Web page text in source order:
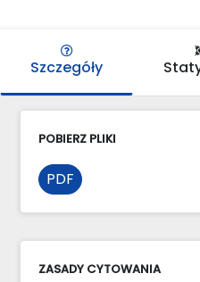
Szczegóły
POBIERZ PLIKI
PDF
ZASADY CYTOWANIA